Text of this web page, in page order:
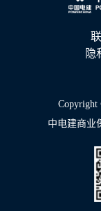
隐
Copyright
中电建商业